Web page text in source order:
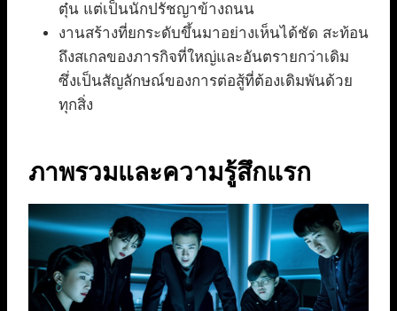
ตุ๋น แต่เป็นนักปรัชญาข้างถนน
งานสร้างที่ยกระดับขึ้นมาอย่างเห็นได้ชัด สะท้อน
ถึงสเกลของภารกิจที่ใหญ่และอันตรายกว่าเดิม
ซึ่งเป็นสัญลักษณ์ของการต่อสู้ที่ต้องเดิมพันด้วย
ทุกสิ่ง
ภาพรวมและความรู้สึกแรก